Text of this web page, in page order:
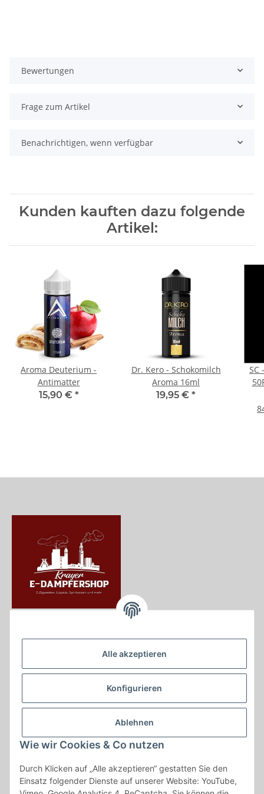
Alle akzeptieren
Konfigurieren
Ablehnen
Wie wir Cookies & Co nutzen
Durch Klicken auf „Alle akzeptieren“ gestatten Sie den
Einsatz folgender Dienste auf unserer Website: YouTube,
Bewertungen
Frage zum Artikel
Benachrichtigen, wenn verfügbar
Kunden kauften dazu folgende
Artikel:
Aroma Deuterium -
Antimatter
15,90 € *
Dr. Kero - Schokomilch
Aroma 16ml
19,95 € *
SC
Krayerstraße 249
Tel.:0201555402
info@krayer-edampfer-shop.de
Gesetzliche Informationen
Informationen
Vertrag widerrufen